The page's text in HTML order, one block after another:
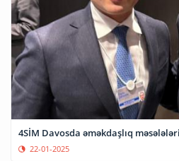
4SİM Davosda əməkdaşlıq
22-01-2025